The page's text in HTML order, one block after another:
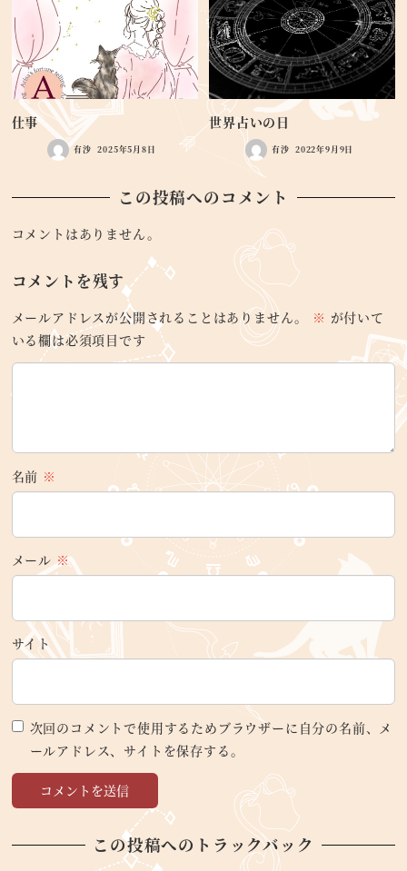
仕事
有沙 2025年5月8日
世界占いの日
有沙 2022年9月9日
この投稿へのコメント
コメントはありません。
コメントを残す
メールアドレスが公開されることはありません。 ※ が付いて
いる欄は必須項目です
名前 ※
メール※
サイト
次回のコメントで使用するためブラウザーに自分の名前、メ
ールアドレス、サイトを保存する。
この投稿へのトラックバック